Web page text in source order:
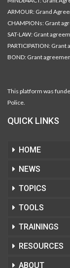
ARMOUR: Grand
CHAMPIONs: Grant
SAT-LAW: Grant
PARTICIPATION:
BOND: Grant
This platform was
Police.
QUICK LINKS
HOME
NEWS
TOPICS
TOOLS
TRAININGS
RESOURCES
ABOUT